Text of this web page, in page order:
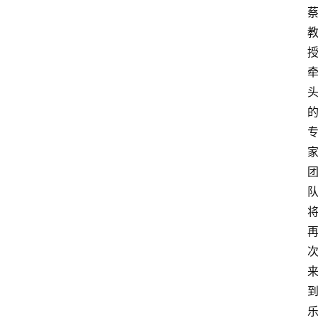
蔡
教
授
牵
头
的
专
家
团
队
将
再
次
来
到
乐